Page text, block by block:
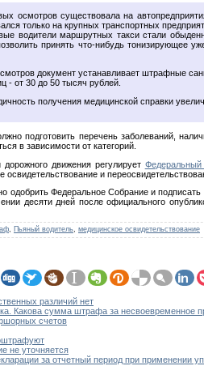
осмотров существовала на
только на крупных транспортных
водители маршрутных такси стали
принять что-нибудь тонизирующее
документ устанавливает штрафные
- от 30 до 50 тысяч рублей.
получения медицинской справки
подготовить перечень заболеваний,
в зависимости от категорий.
движения регулирует Федеральный
и
одобрить Федеральное Собрание и
десяти дней после официального
Пьяный водитель медицинское освидетельствование
различий нет
Какова сумма штрафа за несвоевременное
счетов
не уточняется
за отчетный период при применении